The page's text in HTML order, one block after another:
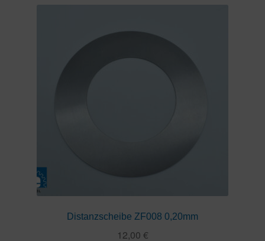
Distanzscheibe ZF008 0,20mm
12,00 €